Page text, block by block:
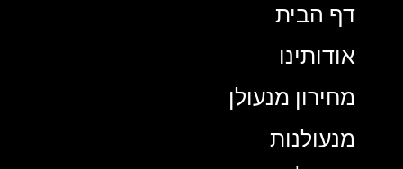
דף הבית
אודותינו
מחירון מנעולן
מנעולנות